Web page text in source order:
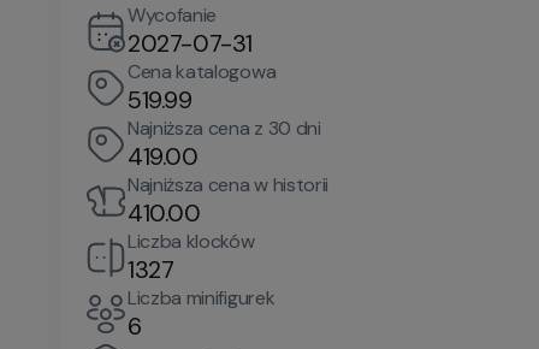
Wycofanie
2027-07-31
Cena katalogowa
519.99
Najniższa cena z 30 dni
419.00
Najniższa cena w historii
410.00
Liczba klocków
1327
Liczba minifigurek
6